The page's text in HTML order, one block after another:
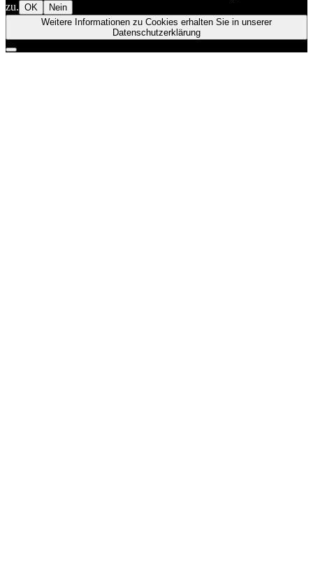
zu. OK
Nein
Weitere Informationen zu Cookies erhalten Sie in unserer
Datenschutzerklärung